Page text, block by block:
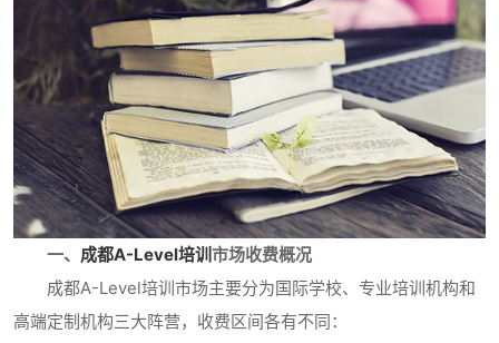
一、 成都A-Level培训市场收费概况
成都A-Level培训市场主要分为国际学校、专业培训机构和
高端定制机构三大阵营，收费区间各有不同：